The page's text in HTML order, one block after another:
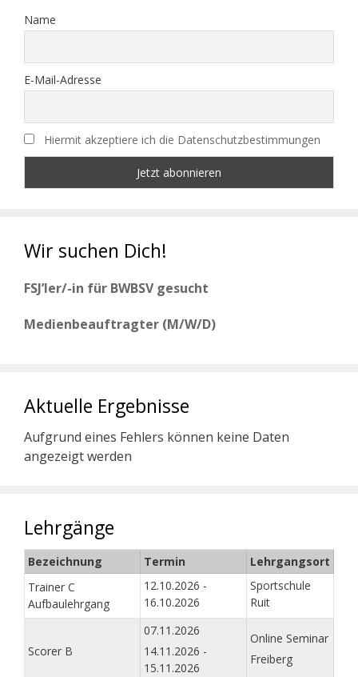
Name
E-Mail-Adresse
Hiermit akzeptiere ich die Datenschutzbestimmungen
Wir suchen Dich!
FSJ’ler/-in für BWBSV gesucht
Medienbeauftragter (M/W/D)
Aktuelle Ergebnisse
Aufgrund eines Fehlers können keine Daten
angezeigt werden
Lehrgänge
Bezeichnung Termin
Lehrgangsort
Trainer C
Aufbaulehrgang
12.10.2026 -
16.10.2026
Sportschule
Ruit
Scorer B
07.11.2026
14.11.2026 -
15.11.2026
Online Seminar
Freiberg